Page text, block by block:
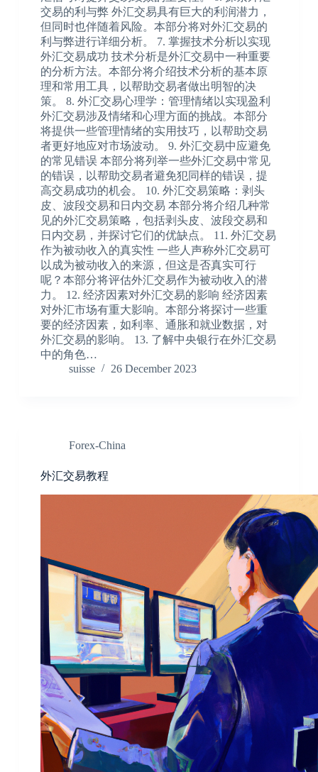
交易的利与弊 外汇交易具有巨大的利润潜力，
但同时也伴随着风险。本部分将对外汇交易的
利与弊进行详细分析。 7. 掌握技术分析以实现
外汇交易成功 技术分析是外汇交易中一种重要
的分析方法。本部分将介绍技术分析的基本原
理和常用工具，以帮助交易者做出明智的决
策。 8. 外汇交易心理学：管理情绪以实现盈利
外汇交易涉及情绪和心理方面的挑战。本部分
将提供一些管理情绪的实用技巧，以帮助交易
者更好地应对市场波动。 9. 外汇交易中应避免
的常见错误 本部分将列举一些外汇交易中常见
的错误，以帮助交易者避免犯同样的错误，提
高交易成功的机会。 10. 外汇交易策略：剥头
皮、波段交易和日内交易 本部分将介绍几种常
见的外汇交易策略，包括剥头皮、波段交易和
日内交易，并探讨它们的优缺点。 11. 外汇交易
作为被动收入的真实性 一些人声称外汇交易可
以成为被动收入的来源，但这是否真实可行
呢？本部分将评估外汇交易作为被动收入的潜
力。 12. 经济因素对外汇交易的影响 经济因素
对外汇市场有重大影响。本部分将探讨一些重
要的经济因素，如利率、通胀和就业数据，对
外汇交易的影响。 13. 了解中央银行在外汇交易
中的角色…
suisse
26 December 2023
Forex-China
外汇交易教程